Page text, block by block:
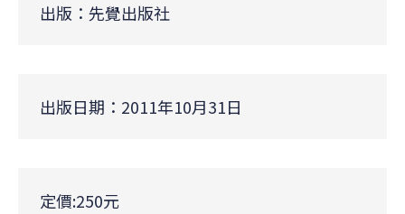
出版：先覺出版社
出版日期：2011年10月31日
定價:250元